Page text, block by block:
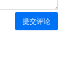
提交评论